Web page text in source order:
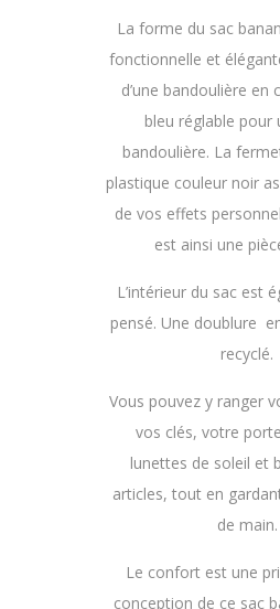
La forme du sac
fonctionnelle et
d’une bandoulière en
bleu réglable pour
bandoulière. La
plastique couleur noir
de vos effets
est ainsi une
L’intérieur du sac est
pensé. Une doublure
recyclé.
Vous pouvez y ranger
vos clés, votre
lunettes de soleil et
articles, tout en
de main.
Le confort est une
conception de ce sac